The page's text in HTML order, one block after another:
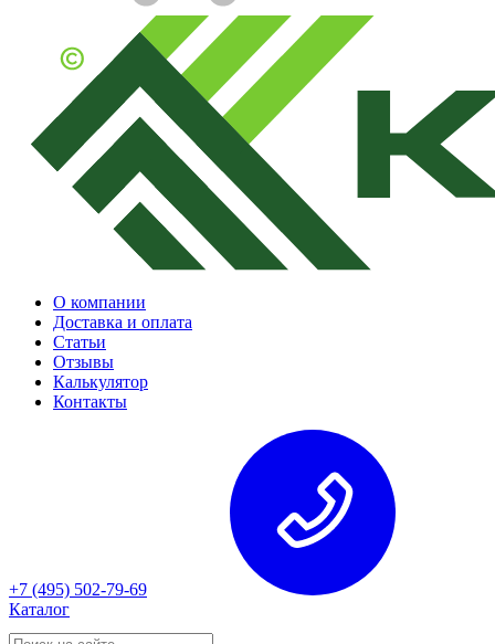
О компании
Доставка и оплата
Статьи
Отзывы
Калькулятор
Контакты
+7 (495) 502-79-69
Каталог